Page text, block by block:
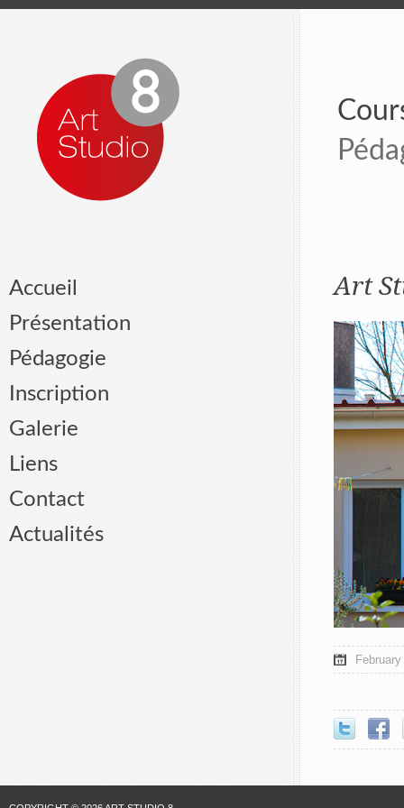
Art
Accueil
Présentation
Pédagogie
Inscription
Galerie
Liens
Contact
Actualités